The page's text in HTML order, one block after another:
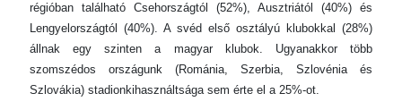
régióban található Csehországtól (52%), Ausztriától (40%) és
Lengyelországtól (40%). A svéd első osztályú klubokkal (28%)
állnak egy szinten a magyar klubok. Ugyanakkor több
szomszédos országunk (Románia, Szerbia, Szlovénia és
Szlovákia) stadionkihasználtsága sem érte el a 25%-ot.